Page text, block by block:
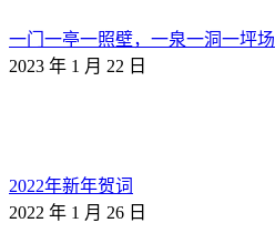
一门一亭一照壁，一泉一洞一坪场
2023 年 1 月 22 日
2022年新年贺词
2022 年 1 月 26 日